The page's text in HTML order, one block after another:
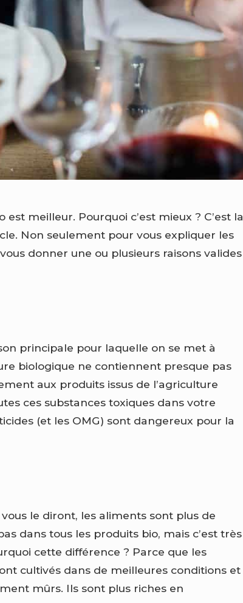
meilleur. Pourquoi c’est mieux ? C’est la
Non seulement pour vous expliquer les
donner une ou plusieurs raisons valides
principale pour laquelle on se met à
biologique ne contiennent presque pas
aux produits issus de l’agriculture
ces substances toxiques dans votre
(et les OMG) sont dangereux pour la
le diront, les aliments sont plus de
dans tous les produits bio, mais c’est très
cette différence ? Parce que les
cultivés dans de meilleures conditions et
mûrs. Ils sont plus riches en